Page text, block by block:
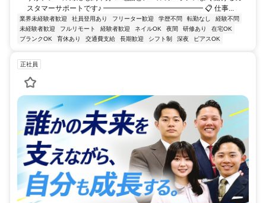
スタマーサポートです♪ ━━━━━━━━━━━━━━ 📋 仕事...
業界未経験者歓迎 社員登用あり フリーター歓迎 学歴不問 転勤なし
経験不問
未経験者歓迎
フルリモート 経験者歓迎 ネイルOK 夜間 研修あり
在宅OK
ブランクOK
育休あり 交通費支給 長期歓迎 シフト制 深夜 ピアスOK
正社員